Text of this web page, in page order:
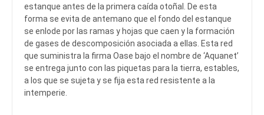
estanque antes de la primera caída otoñal. De esta
forma se evita de antemano que el fondo del estanque
se enlode por las ramas y hojas que caen y la formación
de gases de descomposición asociada a ellas. Esta red
que suministra la firma Oase bajo el nombre de ‘Aquanet’
se entrega junto con las piquetas para la tierra, estables,
a los que se sujeta y se fija esta red resistente a la
intemperie.